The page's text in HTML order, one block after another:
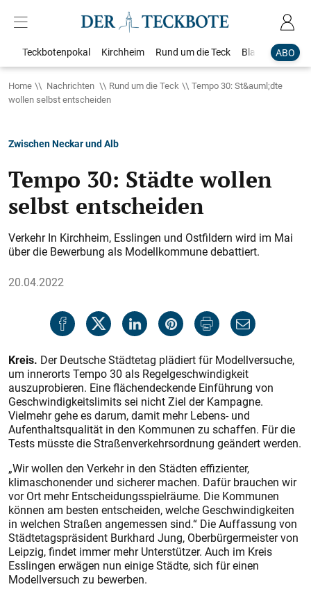
ABO
Teckbotenpokal Kirchheim Rund um die Teck Blaulicht
Home Nachrichten Rund um die Teck
Tempo 30: St&auml;dte
wollen selbst entscheiden
Zwischen Neckar und Alb
Tempo 30: Städte wollen
selbst entscheiden
Verkehr In Kirchheim, Esslingen und Ostfildern wird im Mai
über die Bewerbung als Modellkommune debattiert.
20.04.2022
Kreis. Der Deutsche Städtetag plädiert für Modellversuche,
um innerorts Tempo 30 als Regelgeschwindigkeit
auszuprobieren. Eine flächendeckende Einführung von
Geschwindigkeitslimits sei nicht Ziel der Kampagne.
Vielmehr gehe es darum, damit mehr Lebens- und
Aufenthaltsqualität in den Kommunen zu schaffen. Für die
Tests müsste die Straßenverkehrsordnung geändert werden.
„Wir wollen den Verkehr in den Städten effizienter,
klimaschonender und sicherer machen. Dafür brauchen wir
vor Ort mehr Entscheidungsspielräume. Die Kommunen
können am besten entscheiden, welche Geschwindigkeiten
in welchen Straßen angemessen sind.“ Die Auffassung von
Städtetagspräsident Burkhard Jung, Oberbürgermeister von
Leipzig, findet immer mehr Unterstützer. Auch im Kreis
Esslingen erwägen nun einige Städte, sich für einen
Modellversuch zu bewerben.